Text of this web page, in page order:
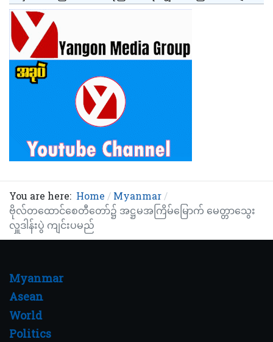
You are here: Home
Myanmar
ဗိုလ်တထောင်စေတီတော်၌ အဋ္ဌမအကြိမ်မြောက် မေတ္တာသွေး
လှူဒါန်းပွဲ ကျင်းပမည်
Myanmar
Asean
World
Politics